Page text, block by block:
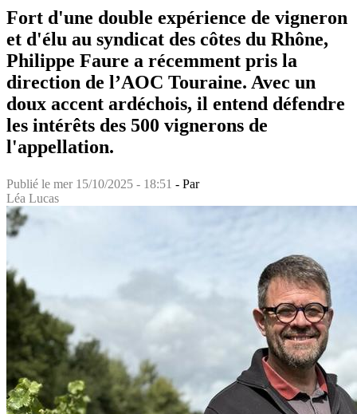
Fort d'une double expérience de vigneron
et d'élu au syndicat des côtes du Rhône,
Philippe Faure a récemment pris la
direction de l’AOC Touraine. Avec un
doux accent ardéchois, il entend défendre
les intérêts des 500 vignerons de
l'appellation.
Publié le mer 15/10/2025 - 18:51 - Par
Léa Lucas